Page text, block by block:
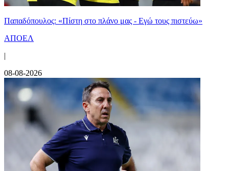
Παπαδόπουλος: «Πίστη στο πλάνο μας - Εγώ τους πιστεύω»
ΑΠΟΕΛ
|
08-08-2026